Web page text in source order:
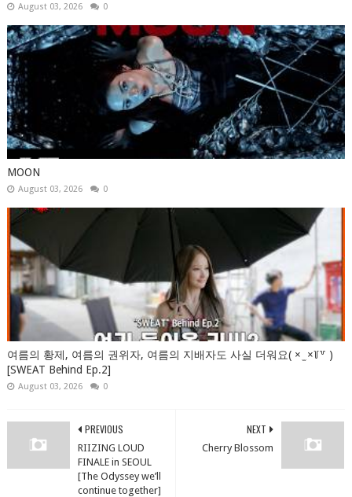
August 03, 2026 0
MOON
August 03, 2026 0
여름의 황제, 여름의 권위자, 여름의 지배자도 사실 더워요( × ̫ ×꒦꒷ )
[SWEAT Behind Ep.2]
August 03, 2026 0
NEXT
Cherry Blossom
PREVIOUS
RIIZING LOUD
FINALE in SEOUL
[The Odyssey we’ll
continue together]